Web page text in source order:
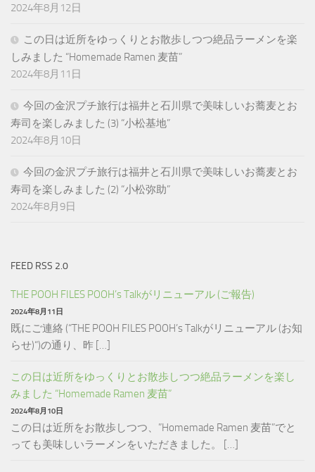
2024年8月12日
この日は近所をゆっくりとお散歩しつつ絶品ラーメンを楽
しみました “Homemade Ramen 麦苗”
2024年8月11日
今回の金沢プチ旅行は福井と石川県で美味しいお蕎麦とお
寿司を楽しみました (3) “小松基地”
2024年8月10日
今回の金沢プチ旅行は福井と石川県で美味しいお蕎麦とお
寿司を楽しみました (2) “小松弥助”
2024年8月9日
FEED RSS 2.0
THE POOH FILES POOH’s Talkがリニューアル (ご報告)
2024年8月11日
既にご連絡 (“THE POOH FILES POOH’s Talkがリニューアル (お知
らせ)“)の通り、昨 […]
この日は近所をゆっくりとお散歩しつつ絶品ラーメンを楽し
みました “Homemade Ramen 麦苗”
2024年8月10日
この日は近所をお散歩しつつ、”Homemade Ramen 麦苗”でと
っても美味しいラーメンをいただきました。 […]